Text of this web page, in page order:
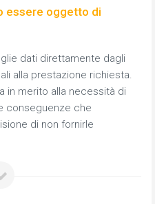
essere oggetto di
dati direttamente dagli
alla prestazione richiesta.
in merito alla necessità di
conseguenze che
di non fornirle